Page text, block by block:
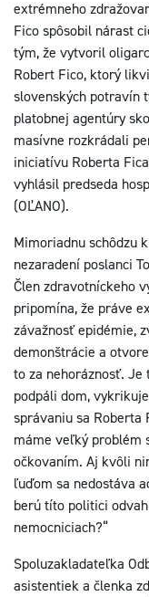
extrémneho
Fico spôsobil nárast
tým, že vytvoril
Robert Fico, ktorý
slovenských potravín
platobnej agentúry
masívne rozkrádali
iniciatívu Roberta
vyhlásil predseda
(OĽANO).
Mimoriadnu schôdzu
nezaradení poslanci
Člen zdravotníckeho
pripomína, že práve
závažnosť epidémie,
demonštrácie a
to za nehoráznosť. Je
podpáli dom,
správaniu sa
máme veľký problém
očkovaním. Aj kvôli
ľuďom sa nedostáva
berú títo politici
nemocniciach?“
Spoluzakladateľka
asistentiek a členka